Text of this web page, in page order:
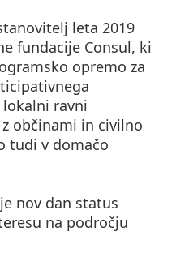
leta 2019
fundacije Consul, ki
opremo za
lokalni ravni
občinami in civilno
tudi v domačo
nov dan status
na področju